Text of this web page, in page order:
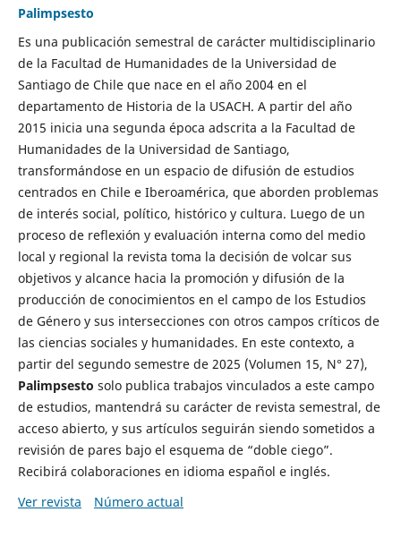
Palimpsesto
Es una publicación semestral de carácter multidisciplinario
de la Facultad de Humanidades de la Universidad de
Santiago de Chile que nace en el año 2004 en el
departamento de Historia de la USACH. A partir del año
2015 inicia una segunda época adscrita a la Facultad de
Humanidades de la Universidad de Santiago,
transformándose en un espacio de difusión de estudios
centrados en Chile e Iberoamérica, que aborden problemas
de interés social, político, histórico y cultura. Luego de un
proceso de reflexión y evaluación interna como del medio
local y regional la revista toma la decisión de volcar sus
objetivos y alcance hacia la promoción y difusión de la
producción de conocimientos en el campo de los Estudios
de Género y sus intersecciones con otros campos críticos de
las ciencias sociales y humanidades. En este contexto, a
partir del segundo semestre de 2025 (Volumen 15, N° 27),
Palimpsesto solo publica trabajos vinculados a este campo
de estudios, mantendrá su carácter de revista semestral, de
acceso abierto, y sus artículos seguirán siendo sometidos a
revisión de pares bajo el esquema de “doble ciego”.
Recibirá colaboraciones en idioma español e inglés.
Ver revista
Número actual